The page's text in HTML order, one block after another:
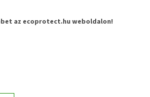
az ecoprotect.hu weboldalon!